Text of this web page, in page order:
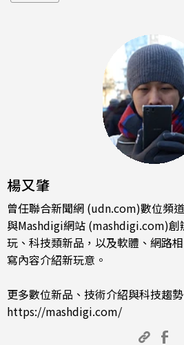
楊又肇
曾任聯合新聞網 (udn.com)數位頻
與Mashdigi網站 (mashdigi.com)創
玩、科技類新品，以及軟體、網路
寫內容介紹新玩意。
更多數位新品、技術介紹與科技趨勢
https://mashdigi.com/